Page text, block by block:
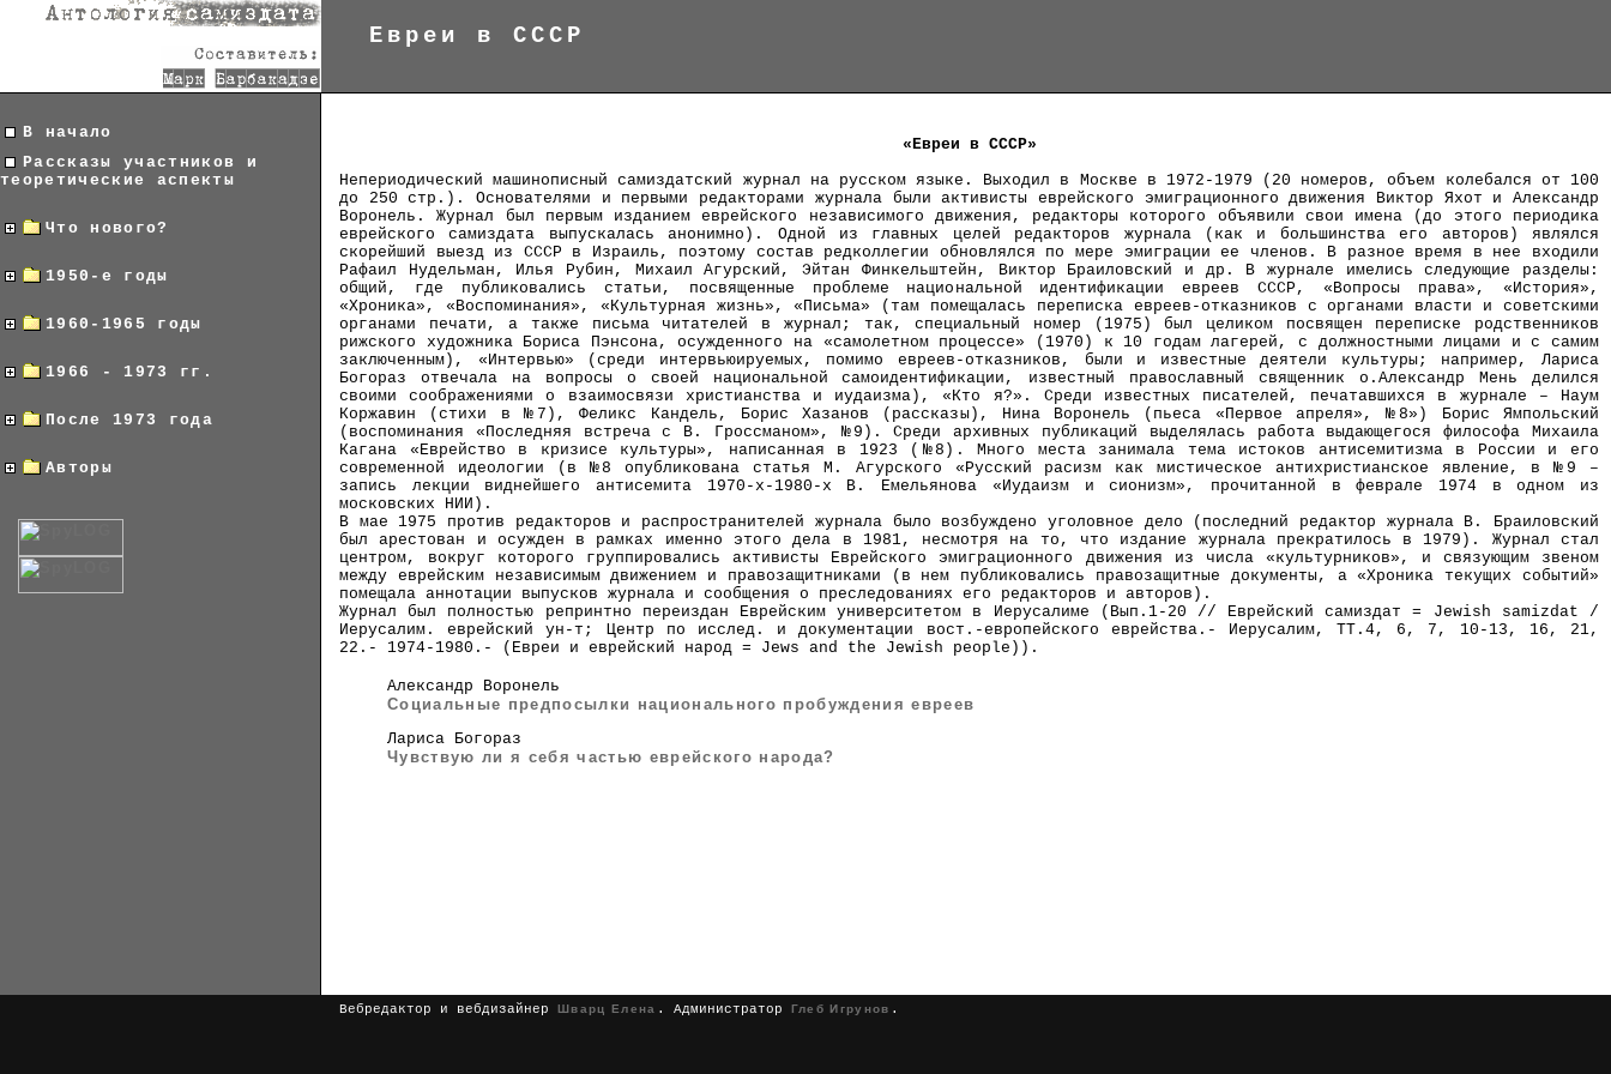
Евреи в СССР
В начало
Рассказы участников и
теоретические аспекты
Что нового?
1950-е годы
1960-1965 годы
1966 - 1973 гг.
После 1973 года
Авторы
«Евреи в СССР»
Непериодический машинописный самиздатский журнал на русском языке. Выходил в Москве в 1972-1979 (20 номеров, объем колебался от 100
до 250 стр.). Основателями и первыми редакторами журнала были активисты еврейского эмиграционного движения Виктор Яхот и Александр
Воронель. Журнал был первым изданием еврейского независимого движения, редакторы которого объявили свои имена (до этого периодика
еврейского самиздата выпускалась анонимно). Одной из главных целей редакторов журнала (как и большинства его авторов) являлся
скорейший выезд из СССР в Израиль, поэтому состав редколлегии обновлялся по мере эмиграции ее членов. В разное время в нее входили
Рафаил Нудельман, Илья Рубин, Михаил Агурский, Эйтан Финкельштейн, Виктор Браиловский и др. В журнале имелись следующие разделы:
общий, где публиковались статьи, посвященные проблеме национальной идентификации евреев СССР, «Вопросы права», «История»,
«Хроника», «Воспоминания», «Культурная жизнь», «Письма» (там помещалась переписка евреев-отказников с органами власти и советскими
органами печати, а также письма читателей в журнал; так, специальный номер (1975) был целиком посвящен переписке родственников
рижского художника Бориса Пэнсона, осужденного на «самолетном процессе» (1970) к 10 годам лагерей, с должностными лицами и с самим
заключенным), «Интервью» (среди интервьюируемых, помимо евреев-отказников, были и известные деятели культуры; например, Лариса
Богораз отвечала на вопросы о своей национальной самоидентификации, известный православный священник о.Александр Мень делился
своими соображениями о взаимосвязи христианства и иудаизма), «Кто я?». Среди известных писателей, печатавшихся в журнале – Наум
Коржавин (стихи в №7), Феликс Кандель, Борис Хазанов (рассказы), Нина Воронель (пьеса «Первое апреля», №8») Борис Ямпольский
(воспоминания «Последняя встреча с В. Гроссманом», №9). Среди архивных публикаций выделялась работа выдающегося философа Михаила
Кагана «Еврейство в кризисе культуры», написанная в 1923 (№8). Много места занимала тема истоков антисемитизма в России и его
современной идеологии (в №8 опубликована статья М. Агурского «Русский расизм как мистическое антихристианское явление, в №9 –
запись лекции виднейшего антисемита 1970-х-1980-х В. Емельянова «Иудаизм и сионизм», прочитанной в феврале 1974 в одном из
московских НИИ).
В мае 1975 против редакторов и распространителей журнала было возбуждено уголовное дело (последний редактор журнала В. Браиловский
был арестован и осужден в рамках именно этого дела в 1981, несмотря на то, что издание журнала прекратилось в 1979). Журнал стал
центром, вокруг которого группировались активисты Еврейского эмиграционного движения из числа «культурников», и связующим звеном
между еврейским независимым движением и правозащитниками (в нем публиковались правозащитные документы, а «Хроника текущих событий»
помещала аннотации выпусков журнала и сообщения о преследованиях его редакторов и авторов).
Журнал был полностью репринтно переиздан Еврейским университетом в Иерусалиме (Вып.1-20 // Еврейский самиздат = Jewish samizdat /
Иерусалим. еврейский ун-т; Центр по исслед. и документации вост.-европейского еврейства.- Иерусалим, ТТ.4, 6, 7, 10-13, 16, 21,
22.- 1974-1980.- (Евреи и еврейский народ = Jews and the Jewish people)).
Александр Воронель
Социальные предпосылки национального пробуждения евреев
Лариса Богораз
Чувствую ли я себя частью еврейского народа?
Вебредактор и вебдизайнер Шварц Елена . Администратор Глеб Игрунов .